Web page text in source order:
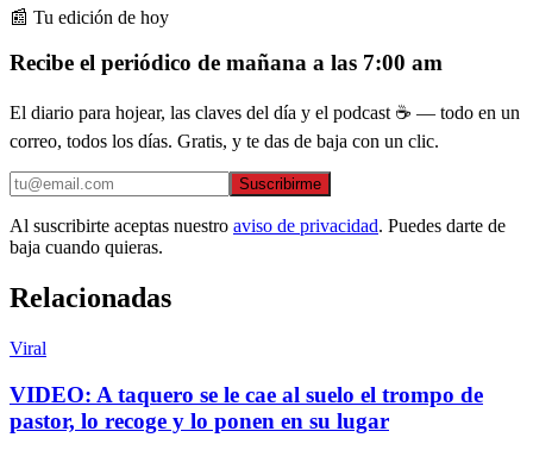
📰 Tu edición de hoy
Recibe el periódico de mañana a las 7:00 am
El diario para hojear, las claves del día y el podcast ☕ — todo en un
correo, todos los días. Gratis, y te das de baja con un clic.
Suscribirme
Al suscribirte aceptas nuestro aviso de privacidad. Puedes darte de
baja cuando quieras.
Relacionadas
Viral
VIDEO: A taquero se le cae al suelo el trompo de
pastor, lo recoge y lo ponen en su lugar